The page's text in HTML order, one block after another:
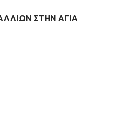
ΣΤΗΝ ΑΓΙΑ